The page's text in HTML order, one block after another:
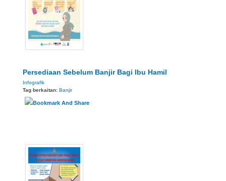
Persediaan Sebelum Banjir Bagi Ibu Hamil
Infografik
Tag berkaitan: Banjir